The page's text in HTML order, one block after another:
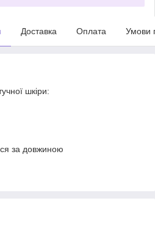
Доставка Оплата Умови
шкіри:
за довжиною